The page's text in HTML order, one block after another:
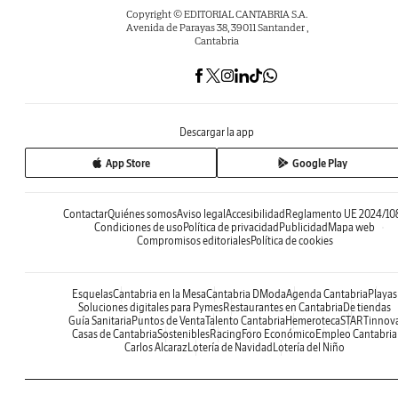
Copyright © EDITORIAL CANTABRIA S.A.
Avenida de Parayas 38, 39011 Santander ,
Cantabria
Descargar la app
App Store Google Play
ContactarQuiénes somosAviso legal Accesibilidad Reglamento UE 2024/
Condiciones de uso Política de privacidad Publicidad Mapa web
Compromisos editorialesPolítica de cookies
EsquelasCantabria en la MesaCantabria DModaAgenda Cantabria Playas
Soluciones digitales para PymesRestaurantes en Cantabria De tiendas
Guía Sanitaria Puntos de VentaTalento Cantabria Hemeroteca
Casas de CantabriaSosteniblesRacing Foro Económico Empleo Cantabria
Carlos AlcarazLotería de Navidad Lotería del Niño